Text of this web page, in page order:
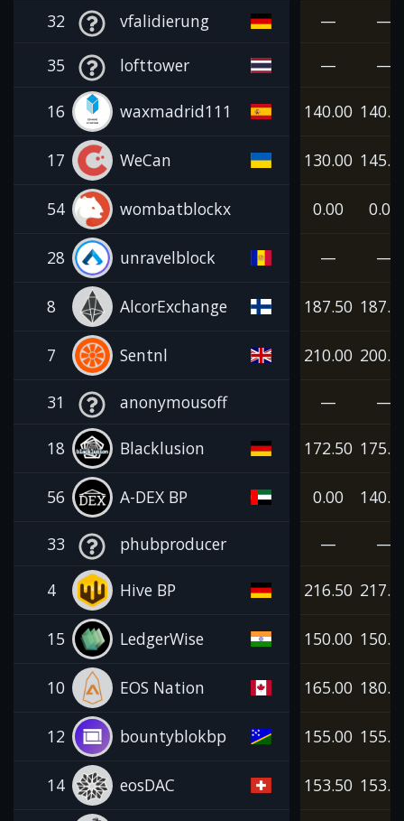
32 vfalidierung — —
35 lofttower — —
16 waxmadrid111 140.00
17 WeCan 130.00
54 wombatblockx 0.00 0.00
28 unravelblock — —
8 AlcorExchange 187.50
7 Sentnl 210.00
31 anonymousoff — —
18 Blacklusion 172.50
56 A-DEX BP 0.00
33 phubproducer — —
4 Hive BP 216.50
15 LedgerWise 150.00
10 EOS Nation 165.00
12 bountyblokbp 155.00
14 eosDAC 153.50